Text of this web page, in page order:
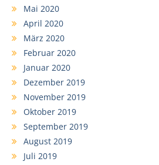
Mai 2020
April 2020
März 2020
Februar 2020
Januar 2020
Dezember 2019
November 2019
Oktober 2019
September 2019
August 2019
Juli 2019